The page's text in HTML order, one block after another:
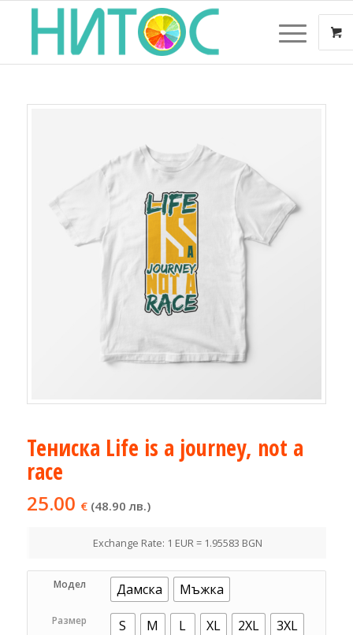
Тениска Life is a journey, not a
race
25.00 €(48.90 лв.)
Exchange Rate: 1 EUR = 1.95583 BGN
Модел Дамска Мъжка
Размер S M L XL 2XL 3XL